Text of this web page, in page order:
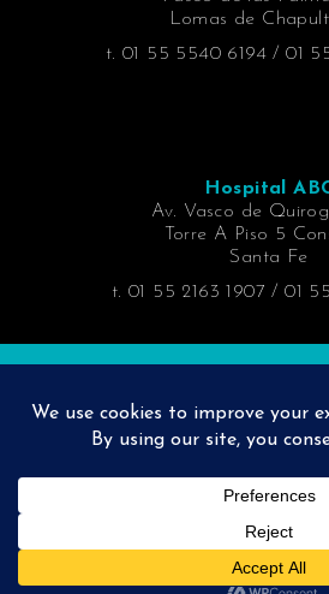
Lomas de
t. 01 55 5540 6194 / 01
Hospital
Av. Vasco de
Torre A Piso 5
Santa Fe
t. 01 55 2163 1907 / 01
• Dr. Jacobo Fleitman 55
clave
• Dr. Carlos
Copyright Vistacare 2026 I
¿Necesitas